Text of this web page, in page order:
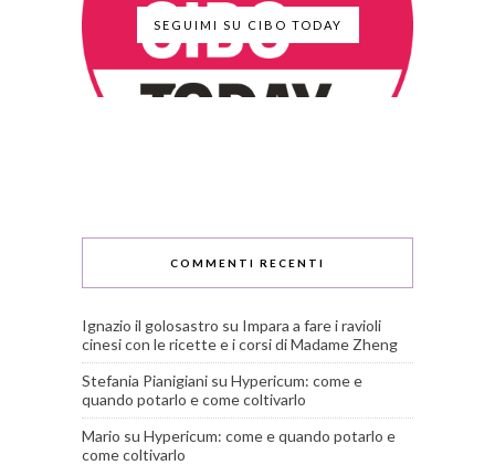
SEGUIMI SU CIBO TODAY
COMMENTI RECENTI
Ignazio il golosastro su Impara a fare i ravioli
cinesi con le ricette e i corsi di Madame Zheng
Stefania Pianigiani su Hypericum: come e
quando potarlo e come coltivarlo
Mario su Hypericum: come e quando potarlo e
come coltivarlo